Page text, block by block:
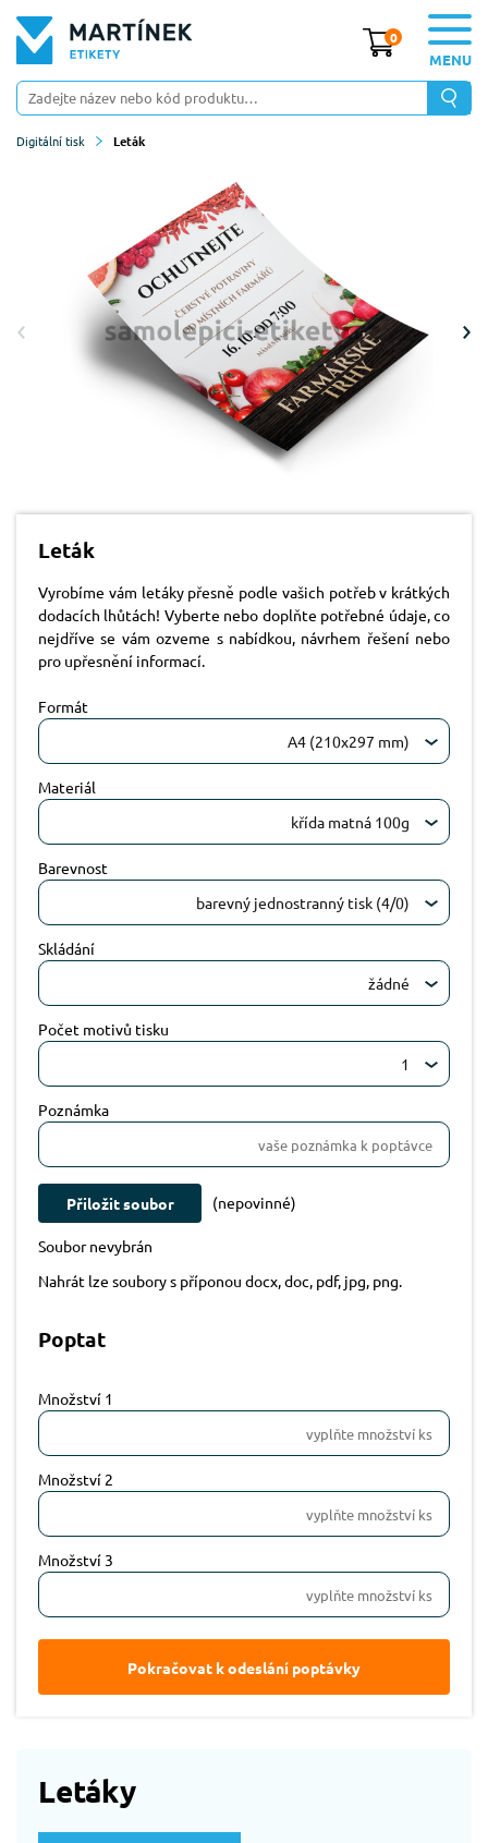
0
MENU
Digitální tisk Leták
Leták
Vyrobíme vám letáky přesně podle vašich potřeb v krátkých
dodacích lhůtách! Vyberte nebo doplňte potřebné údaje, co
nejdříve se vám ozveme s nabídkou, návrhem řešení nebo
pro upřesnění informací.
Formát
A4 (210x297 mm)
Materiál
křída matná 100g
Barevnost
barevný jednostranný tisk (4/0)
Skládání
žádné
Počet motivů tisku
1
Poznámka
(nepovinné)
Přiložit soubor
Soubor nevybrán
Nahrát lze soubory s příponou docx, doc, pdf, jpg, png.
Poptat
Množství 1
Množství 2
Množství 3
Pokračovat k odeslání poptávky
Letáky